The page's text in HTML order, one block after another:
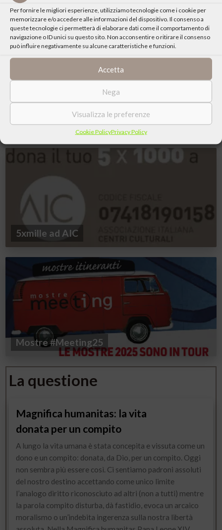
Per fornire le migliori esperienze, utilizziamo tecnologie come i cookie per
memorizzare e/o accedere alle informazioni del dispositivo. Il consenso a
queste tecnologie ci permetterà di elaborare dati come il comportamento di
navigazione o ID unici su questo sito. Non acconsentire o ritirare il consenso
può influire negativamente su alcune caratteristiche e funzioni.
Accetta
Nega
Visualizza le preferenze
Cookie PolicyPrivacy Policy
Tessitori dei fili del Vangelo, in Vaticano i Centri
culturali
5xmille ad AIC
Mostre #Meeting25
La questione
Magnifica humanitas: la vita
donata per un compito
A lungo la vita umana è stata concepita e vissuta come un
dono e un compito: donata, da Dio, per un compito. Oggi
non sembra più essere così. Ci sentiamo padroni assoluti
del nostro destino accettando come unico limite
l’analogo diritto riconosciuto ad altri (non a tutti) mentre
la parola compito disturba, dà fastidio, evoca un arcaico
moralismo o un’indebita ingerenza sulla nostra libertà